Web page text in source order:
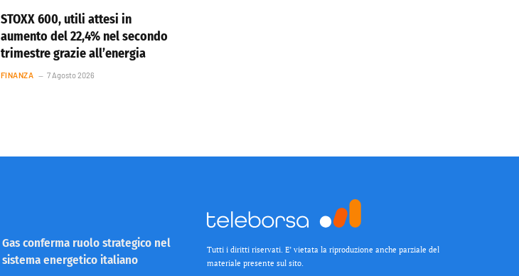
STOXX 600, utili attesi in
aumento del 22,4% nel secondo
trimestre grazie all’energia
FINANZA 7 Agosto 2026
Gas conferma ruolo strategico nel
sistema energetico italiano
Tutti i diritti riservati. E’ vietata la riproduzione anche parziale del
materiale presente sul sito.